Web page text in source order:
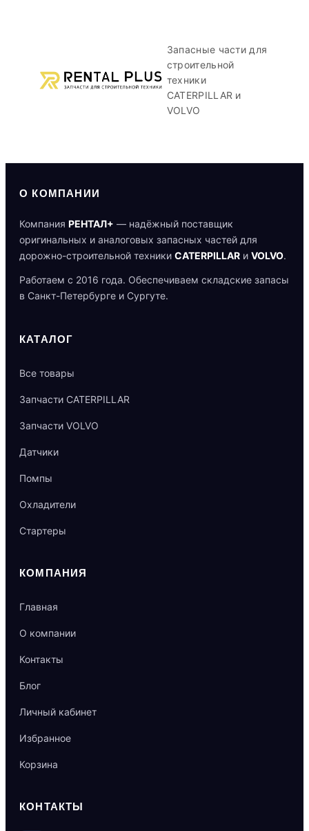
Запасные части для
строительной
техники
CATERPILLAR и
VOLVO
О КОМПАНИИ
Компания РЕНТАЛ+ — надёжный поставщик
оригинальных и аналоговых запасных частей для
дорожно-строительной техники CATERPILLAR и VOLVO.
Работаем с 2016 года. Обеспечиваем складские запасы
в Санкт-Петербурге и Сургуте.
КАТАЛОГ
Все товары
Запчасти CATERPILLAR
Запчасти VOLVO
Датчики
Помпы
Охладители
Стартеры
КОМПАНИЯ
Главная
О компании
Контакты
Блог
Личный кабинет
Избранное
Корзина
КОНТАКТЫ